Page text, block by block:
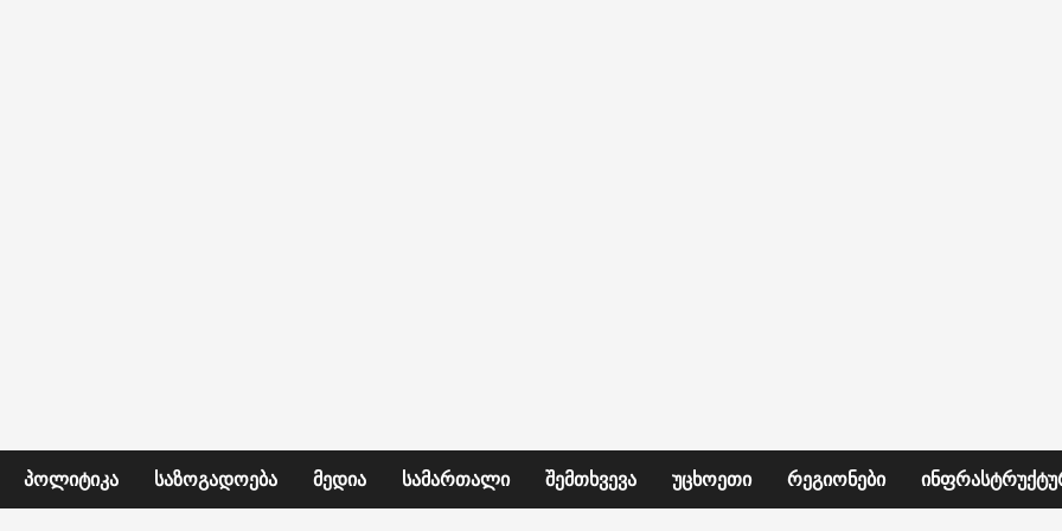
ᲞᲝᲚᲘᲢᲘᲙᲐ ᲡᲐᲖᲝᲒᲐᲓᲝᲔᲑᲐ ᲛᲔᲓᲘᲐ ᲡᲐᲛᲐᲠᲗᲐᲚᲘ ᲨᲔᲛᲗᲮᲕᲔᲕᲐ ᲣᲪᲮᲝᲔᲗᲘ ᲠᲔᲒᲘᲝᲜᲔᲑᲘ